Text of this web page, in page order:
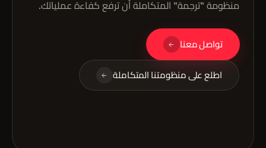
منظومة "ترجمة" المتكاملة أن ترفع كفاءة عملياتك.
تواصل معنا
اطلع على منظومتنا المتكاملة